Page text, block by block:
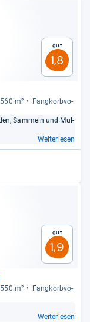
Gut
1,8
m²
Fang­korb­vo­
Sam­meln und Mul­
Weiterlesen
Gut
1,9
m²
Fang­korb­vo­
Weiterlesen